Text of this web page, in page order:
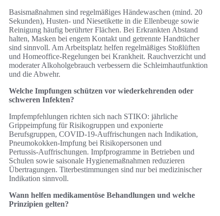
Basismaßnahmen sind regelmäßiges Händewaschen (mind. 20
Sekunden), Husten‑ und Niesetikette in die Ellenbeuge sowie
Reinigung häufig berührter Flächen. Bei Erkrankten Abstand
halten, Masken bei engem Kontakt und getrennte Handtücher
sind sinnvoll. Am Arbeitsplatz helfen regelmäßiges Stoßlüften
und Homeoffice‑Regelungen bei Krankheit. Rauchverzicht und
moderater Alkoholgebrauch verbessern die Schleimhautfunktion
und die Abwehr.
Welche Impfungen schützen vor wiederkehrenden oder
schweren Infekten?
Impfempfehlungen richten sich nach STIKO: jährliche
Grippeimpfung für Risikogruppen und exponierte
Berufsgruppen, COVID‑19‑Auffrischungen nach Indikation,
Pneumokokken‑Impfung bei Risikopersonen und
Pertussis‑Auffrischungen. Impfprogramme in Betrieben und
Schulen sowie saisonale Hygienemaßnahmen reduzieren
Übertragungen. Titerbestimmungen sind nur bei medizinischer
Indikation sinnvoll.
Wann helfen medikamentöse Behandlungen und welche
Prinzipien gelten?